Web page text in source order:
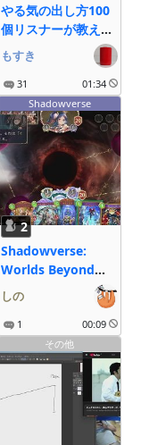
やる気の出し方100
個リスナーが教えて
くれるゲーム配信ｗ
もすき
31
01:34
Shadowverse
2
Shadowverse:
Worlds Beyond
Chronicle of
Destiny ギルド宝
箱
しの
1
00:09
その他